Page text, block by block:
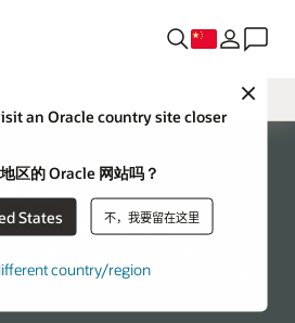
Close
an Oracle country site closer
区的 Oracle 网站吗？
United States 不，我要留在这里
country/region
告
户的高标准期望。我们通过提
行业专用技术，助力推动业务
析师对 Oracle Industries 的评